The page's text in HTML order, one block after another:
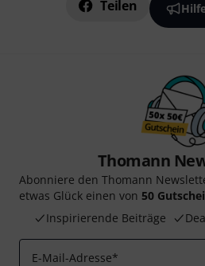
Teilen
Thomann
Abonniere den Thomann
etwas Glück einen von 50
Inspirierende Beiträge
E-Mail-Adresse*